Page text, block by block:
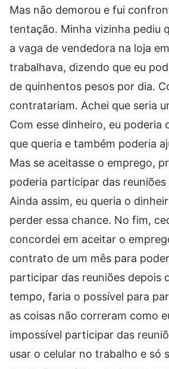
Mas não demorou e fui
tentação. Minha vizinha pediu
a vaga de vendedora na loja
trabalhava, dizendo que eu
de quinhentos pesos por dia.
contratariam. Achei que seria
Com esse dinheiro, eu poderia
que queria e também poderia
Mas se aceitasse o emprego,
poderia participar das
Ainda assim, eu queria o
perder essa chance. No fim,
concordei em aceitar o
contrato de um mês para
participar das reuniões depois
tempo, faria o possível para
as coisas não correram como
impossível participar das
usar o celular no trabalho e só